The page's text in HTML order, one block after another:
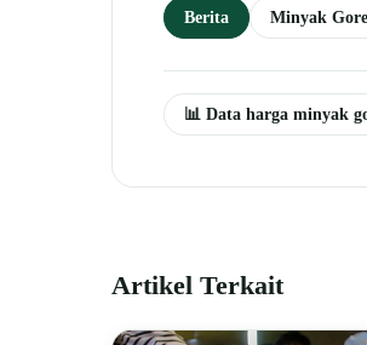
Berita Minyak
📊 Data harga minyak
Artikel Terkait